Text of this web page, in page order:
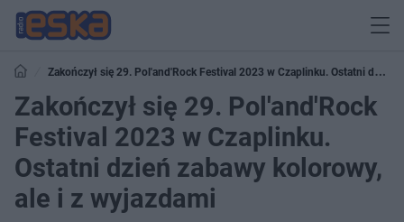
Zakończył się 29. Pol'and'Rock Festival 2023 w Czaplinku. Ostatni dzień
zabawy kolorowy, ale i z wyjazdami
Zakończył się 29. Pol'and'Rock
Festival 2023 w Czaplinku.
Ostatni dzień zabawy kolorowy,
ale i z wyjazdami